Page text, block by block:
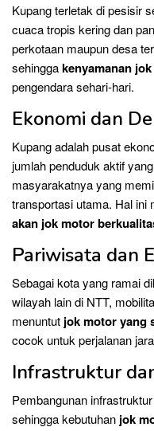
Kupang terletak di pesisir
cuaca tropis kering dan
perkotaan maupun desa
sehinggakenyamanan
pengendara sehari-hari.
Ekonomi dan
Kupang adalah pusat
jumlah penduduk aktif
masyarakatnya yang
transportasi utama. Hal ini
akan jok motor
Pariwisata dan
Sebagai kota yang ramai
wilayah lain di NTT,
menuntut jok motor yang
cocok untuk perjalanan
Infrastruktur
Pembangunan
sehingga kebutuhan jok